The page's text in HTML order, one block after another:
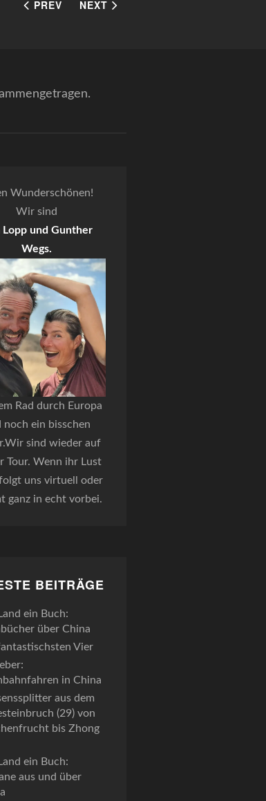
PREV NEXT
Wunderschönen!
Wir sind
Lopp und Gunther
Wegs.
Rad durch Europa
noch ein bisschen
sind wieder auf
Tour. Wenn ihr Lust
uns virtuell oder
ganz in echt vorbei.
BEITRÄGE
ein Buch:
über China
Vier
in China
aus dem
(29) von
bis Zhong
ein Buch:
aus und über